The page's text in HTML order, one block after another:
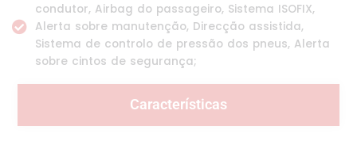
condutor, Airbag do passageiro, Sistema ISOFIX,
Alerta sobre manutenção, Direcção assistida,
Sistema de controlo de pressão dos pneus, Alerta
sobre cintos de segurança;
Características